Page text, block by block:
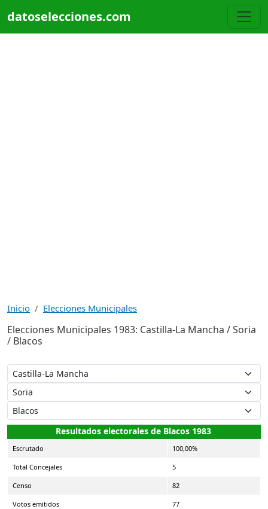
datoselecciones.com
Inicio Elecciones Municipales
Elecciones Municipales 1983: Castilla-La Mancha / Soria
/ Blacos
Resultados electorales de Blacos 1983
Escrutado 100,00%
Total Concejales 5
Censo 82
Votos emitidos 77